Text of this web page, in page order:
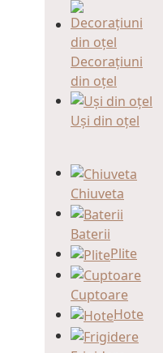
Decorațiuni
din oțel
Uși din oțel
Chiuveta
Baterii
Plite
Cuptoare
Hote